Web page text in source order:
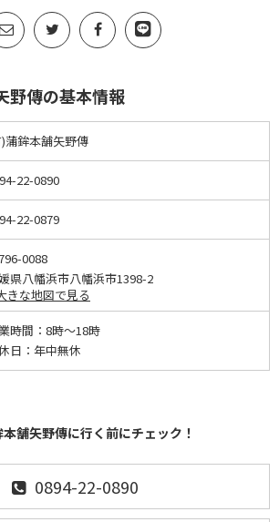
野傳の基本情報
蒲鉾本舗矢野傳
22-0890
22-0879
0088
県八幡浜市八幡浜市1398-2
きな地図で見る
時間： 8時～18時
日： 年中無休
舗矢野傳に行く前にチェック！
0894-22-0890